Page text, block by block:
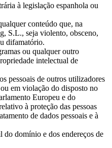
à legislação espanhola ou
conteúdo que, na
S.L., seja violento, obsceno,
difamatório.
ou qualquer outro
intelectual de
pessoais de outros utilizadores
em violação do disposto no
Europeu e do
à proteção das pessoas
de dados pessoais e à
domínio e dos endereços de